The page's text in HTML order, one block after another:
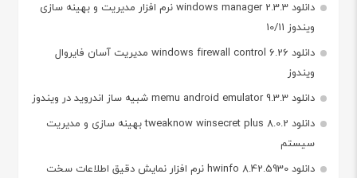
دانلود windows manager 2.3.3 نرم افزار مدیریت و بهینه سازی
ویندوز 10/11
دانلود windows firewall control 6.26 مدیریت آسان فایروال
ویندوز
دانلود memu android emulator 9.3.3 شبیه ساز اندروید در ویندوز
دانلود tweaknow winsecret plus 8.0.2 بهینه سازی و مدیریت
سیستم
دانلود hwinfo 8.42.5930 نرم افزار نمایش دقیق اطلاعات سخت